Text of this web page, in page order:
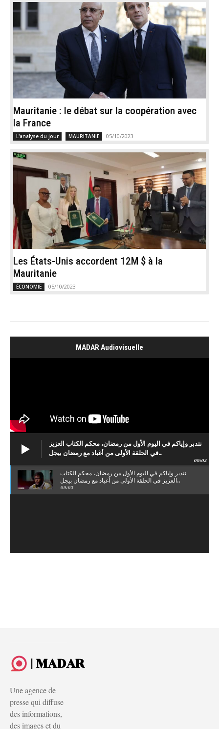
Mauritanie : le débat sur la coopération avec
la France
L'analyse du jour MAURITANIE 05/10/2023
Les États-Unis accordent 12M $ à la
Mauritanie
ÉCONOMIE 05/10/2023
MADAR Audiovisuelle
نتدبر وإياكم في اليوم الأول من رمضان، محكم الكتاب العزيز
في الحلقة الأولى من أغباد مع رمضان بيجل..
09:03
نتدبر وإياكم في اليوم الأول من رمضان، محكم الكتاب
العزيز في الحلقة الأولى من أغباد مع رمضان بيجل..
09:03
| MADAR
Une agence de
presse qui diffuse
des informations,
des images et du